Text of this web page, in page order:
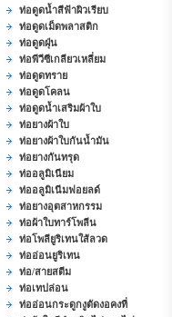
ท่อดูดน้ำสีฟ้าผิวเรียบ
ท่อดูดเม็ดพลาสติก
ท่อดูดฝุ่น
ท่อพีวีซีเกลียวเหลี่ยม
ท่อดูดทราย
ท่อดูดโคลน
ท่อดูดน้ำเสริมผ้าใบ
ท่อยางผ้าใบ
ท่อยางผ้าใบกันน้ำมัน
ท่อยางกันทรุด
ท่ออลูมิเนียม
ท่ออลูมิเนีมฟอยลด์
ท่อยางอุตสาหกรรม
ท่อผ้าใบทาร์โพลีน
ท่อโพลียูริเทนใส้ลวด
ท่ออ่อนยูริเทน
ท่อ/สายสตีม
ท่อเทปล่อน
ท่ออ่อนกระดูกงูตัดงอคงที่